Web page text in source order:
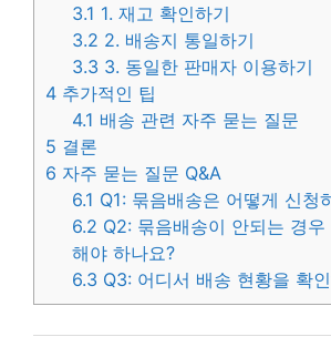
3.1 1. 재고 확인하기
3.2 2. 배송지 통일하기
3.3 3. 동일한 판매자 이용하기
4 추가적인 팁
4.1 배송 관련 자주 묻는 질문
5 결론
6 자주 묻는 질문 Q&A
6.1 Q1: 묶음배송은 어떻게 신청
6.2 Q2: 묶음배송이 안되는 경
해야 하나요?
6.3 Q3: 어디서 배송 현황을 확